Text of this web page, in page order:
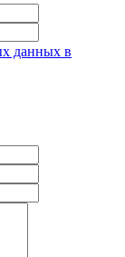
данных в